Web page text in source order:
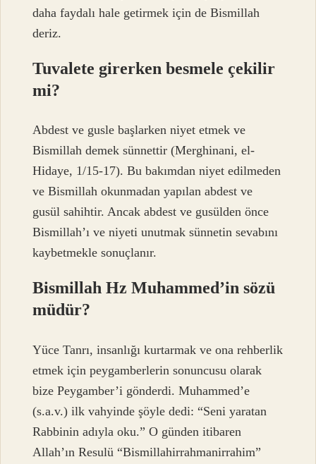
daha faydalı hale getirmek için de Bismillah
deriz.
Tuvalete girerken besmele çekilir
mi?
Abdest ve gusle başlarken niyet etmek ve
Bismillah demek sünnettir (Merghinani, el-
Hidaye, 1/15-17). Bu bakımdan niyet edilmeden
ve Bismillah okunmadan yapılan abdest ve
gusül sahihtir. Ancak abdest ve gusülden önce
Bismillah’ı ve niyeti unutmak sünnetin sevabını
kaybetmekle sonuçlanır.
Bismillah Hz Muhammed’in sözü
müdür?
Yüce Tanrı, insanlığı kurtarmak ve ona rehberlik
etmek için peygamberlerin sonuncusu olarak
bize Peygamber’i gönderdi. Muhammed’e
(s.a.v.) ilk vahyinde şöyle dedi: “Seni yaratan
Rabbinin adıyla oku.” O günden itibaren
Allah’ın Resulü “Bismillahirrahmanirrahim”